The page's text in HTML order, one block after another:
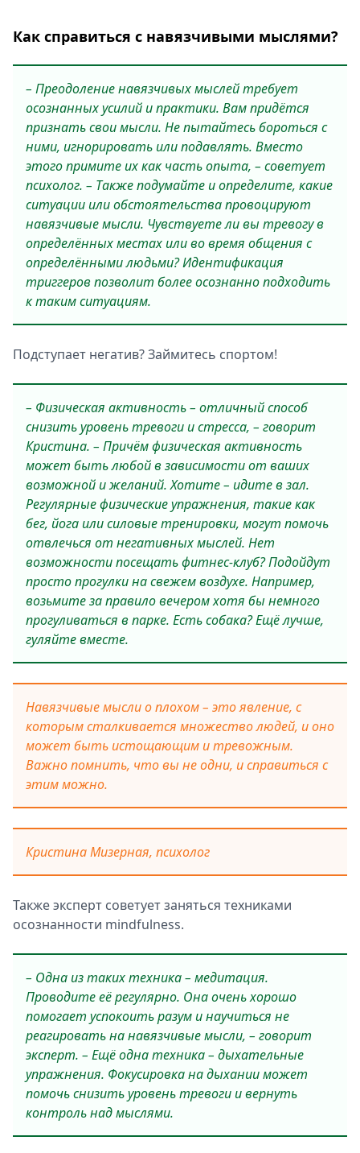
Как справиться с навязчивыми мыслями?
– Преодоление навязчивых мыслей требует
осознанных усилий и практики. Вам придётся
признать свои мысли. Не пытайтесь бороться с
ними, игнорировать или подавлять. Вместо
этого примите их как часть опыта, – советует
психолог. – Также подумайте и определите, какие
ситуации или обстоятельства провоцируют
навязчивые мысли. Чувствуете ли вы тревогу в
определённых местах или во время общения с
определёнными людьми? Идентификация
триггеров позволит более осознанно подходить
к таким ситуациям.
Подступает негатив? Займитесь спортом!
– Физическая активность – отличный способ
снизить уровень тревоги и стресса, – говорит
Кристина. – Причём физическая активность
может быть любой в зависимости от ваших
возможной и желаний. Хотите – идите в зал.
Регулярные физические упражнения, такие как
бег, йога или силовые тренировки, могут помочь
отвлечься от негативных мыслей. Нет
возможности посещать фитнес-клуб? Подойдут
просто прогулки на свежем воздухе. Например,
возьмите за правило вечером хотя бы немного
прогуливаться в парке. Есть собака? Ещё лучше,
гуляйте вместе.
Навязчивые мысли о плохом – это явление, с
которым сталкивается множество людей, и оно
может быть истощающим и тревожным.
Важно помнить, что вы не одни, и справиться с
этим можно.
Кристина Мизерная, психолог
Также эксперт советует заняться техниками
осознанности mindfulness.
– Одна из таких техника – медитация.
Проводите её регулярно. Она очень хорошо
помогает успокоить разум и научиться не
реагировать на навязчивые мысли, – говорит
эксперт. – Ещё одна техника – дыхательные
упражнения. Фокусировка на дыхании может
помочь снизить уровень тревоги и вернуть
контроль над мыслями.